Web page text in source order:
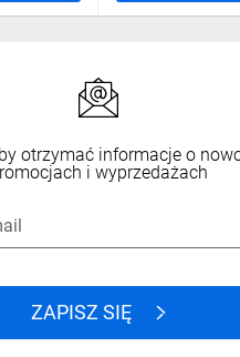
otrzymać informacje o
i wyprzedażach
ZAPISZ SIĘ